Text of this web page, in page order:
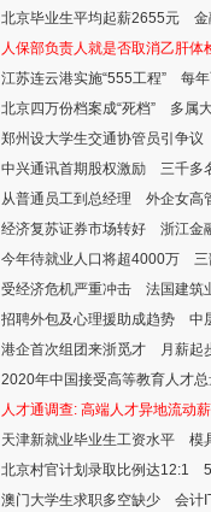
北京毕业生平均起薪2655元 金
人保部负责人就是否取消乙肝
江苏连云港实施“555工程” 每
北京四万份档案成“死档” 多属
郑州设大学生交通协管员引争
中兴通讯首期股权激励 三千多
从普通员工到总经理 外企女高
经济复苏证券市场转好 浙江金
今年待就业人口将超4000万 三
受经济危机严重冲击 法国建筑
招聘外包及心理援助成趋势 中
港企首次组团来浙觅才 月薪起
2020年中国接受高等教育人才
人才通调查: 高端人才异地流动
天津新就业毕业生工资水平 模
北京村官计划录取比例达12:1
澳门大学生求职多空缺少 会计